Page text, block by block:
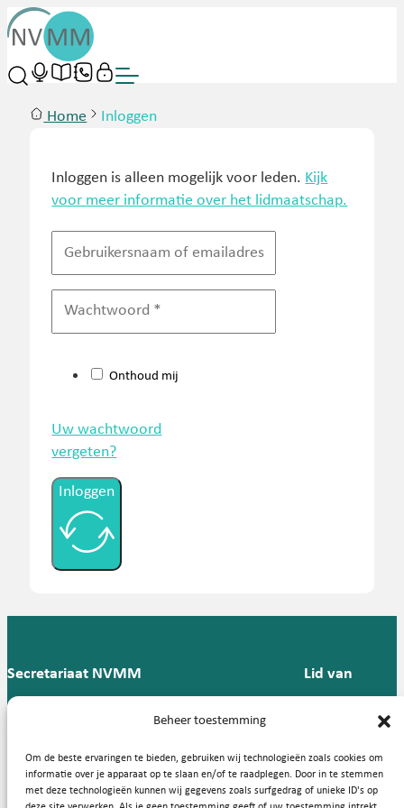
Beheer toestemming
Om de beste ervaringen te bieden, gebruiken wij technologieën zoals cookies om
informatie over je apparaat op te slaan en/of te raadplegen. Door in te stemmen
met deze technologieën kunnen wij gegevens zoals surfgedrag of unieke ID's op
Home Inloggen
Inloggen is alleen mogelijk voor leden. Kijk
voor meer informatie over het lidmaatschap.
Onthoud mij
Uw wachtwoord
vergeten?
Inloggen
Secretariaat NVMM
Groningen
T: 088 -
57
Lid van